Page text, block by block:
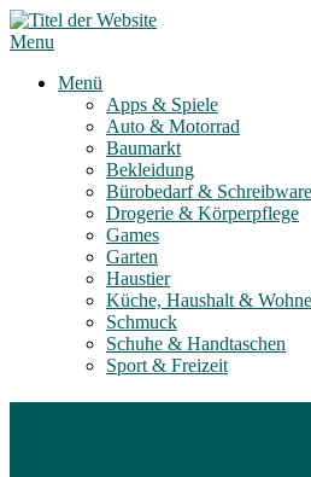
Skip
to
Menu
Menü
Apps & Spiele
Auto & Motorrad
Baumarkt
Bekleidung
Bürobedarf &
Drogerie & Körperpflege
Games
Garten
Haustier
Küche, Haushalt &
Schmuck
Schuhe & Handtaschen
Sport & Freizeit